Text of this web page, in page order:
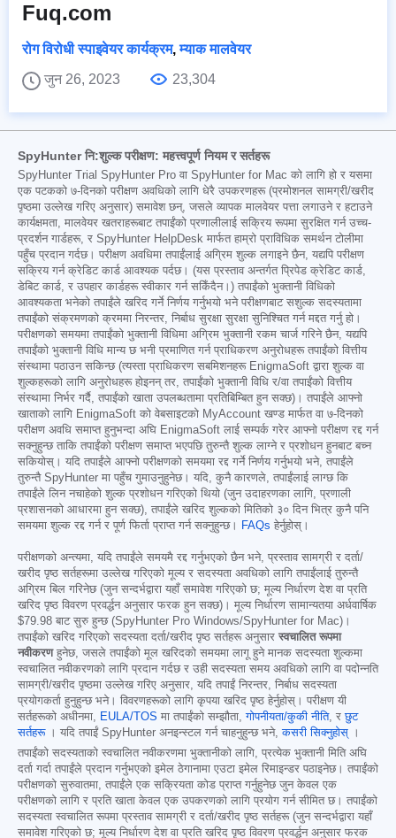
Fuq.com
रोग विरोधी स्पाइवेयर कार्यक्रम,म्याक मालवेयर
जुन 26, 2023
23,304
SpyHunter नि:शुल्क परीक्षण: महत्त्वपूर्ण नियम र सर्तहरू
SpyHunter Trial SpyHunter Pro वा SpyHunter for Mac को लागि हो र यसमा
एक पटकको ७-दिनको परीक्षण अवधिको लागि धेरै उपकरणहरू (प्रमोशनल सामग्री/खरीद
पृष्ठमा उल्लेख गरिए अनुसार) समावेश छन्, जसले व्यापक मालवेयर पत्ता लगाउने र हटाउने
कार्यक्षमता, मालवेयर खतराहरूबाट तपाईंको प्रणालीलाई सक्रिय रूपमा सुरक्षित गर्न उच्च-
प्रदर्शन गार्डहरू, र SpyHunter HelpDesk मार्फत हाम्रो प्राविधिक समर्थन टोलीमा
पहुँच प्रदान गर्दछ। परीक्षण अवधिमा तपाईंलाई अग्रिम शुल्क लगाइने छैन, यद्यपि परीक्षण
सक्रिय गर्न क्रेडिट कार्ड आवश्यक पर्दछ। (यस प्रस्ताव अन्तर्गत प्रिपेड क्रेडिट कार्ड,
डेबिट कार्ड, र उपहार कार्डहरू स्वीकार गर्न सकिँदैन।) तपाईंको भुक्तानी विधिको
आवश्यकता भनेको तपाईंले खरिद गर्ने निर्णय गर्नुभयो भने परीक्षणबाट सशुल्क सदस्यतामा
तपाईंको संक्रमणको क्रममा निरन्तर, निर्बाध सुरक्षा सुरक्षा सुनिश्चित गर्न मद्दत गर्नु हो।
परीक्षणको समयमा तपाईंको भुक्तानी विधिमा अग्रिम भुक्तानी रकम चार्ज गरिने छैन, यद्यपि
तपाईंको भुक्तानी विधि मान्य छ भनी प्रमाणित गर्न प्राधिकरण अनुरोधहरू तपाईंको वित्तीय
संस्थामा पठाउन सकिन्छ (त्यस्ता प्राधिकरण सबमिशनहरू EnigmaSoft द्वारा शुल्क वा
शुल्कहरूको लागि अनुरोधहरू होइनन् तर, तपाईंको भुक्तानी विधि र/वा तपाईंको वित्तीय
संस्थामा निर्भर गर्दै, तपाईंको खाता उपलब्धतामा प्रतिबिम्बित हुन सक्छ)। तपाईंले आफ्नो
खाताको लागि EnigmaSoft को वेबसाइटको MyAccount खण्ड मार्फत वा ७-दिनको
परीक्षण अवधि समाप्त हुनुभन्दा अघि EnigmaSoft लाई सम्पर्क गरेर आफ्नो परीक्षण रद्द गर्न
सक्नुहुन्छ ताकि तपाईंको परीक्षण समाप्त भएपछि तुरुन्तै शुल्क लाग्ने र प्रशोधन हुनबाट बच्न
सकियोस्। यदि तपाईंले आफ्नो परीक्षणको समयमा रद्द गर्ने निर्णय गर्नुभयो भने, तपाईंले
तुरुन्तै SpyHunter मा पहुँच गुमाउनुहुनेछ। यदि, कुनै कारणले, तपाईंलाई लाग्छ कि
तपाईंले लिन नचाहेको शुल्क प्रशोधन गरिएको थियो (जुन उदाहरणका लागि, प्रणाली
प्रशासनको आधारमा हुन सक्छ), तपाईंले खरिद शुल्कको मितिको ३० दिन भित्र कुनै पनि
समयमा शुल्क रद्द गर्न र पूर्ण फिर्ता प्राप्त गर्न सक्नुहुन्छ।
FAQs हेर्नुहोस्।
परीक्षणको अन्त्यमा, यदि तपाईंले समयमै रद्द गर्नुभएको छैन भने, प्रस्ताव सामग्री र दर्ता/
खरीद पृष्ठ सर्तहरूमा उल्लेख गरिएको मूल्य र सदस्यता अवधिको लागि तपाईंलाई तुरुन्तै
अग्रिम बिल गरिनेछ (जुन सन्दर्भद्वारा यहाँ समावेश गरिएको छ; मूल्य निर्धारण देश वा प्रति
खरिद पृष्ठ विवरण प्रवर्द्धन अनुसार फरक हुन सक्छ)। मूल्य निर्धारण सामान्यतया अर्धवार्षिक
$79.98 बाट सुरु हुन्छ (SpyHunter Pro Windows/SpyHunter for Mac)।
तपाईंको खरिद गरिएको सदस्यता दर्ता/खरीद पृष्ठ सर्तहरू अनुसार स्वचालित रूपमा
नवीकरणहुनेछ, जसले तपाईंको मूल खरिदको समयमा लागू हुने मानक सदस्यता शुल्कमा
स्वचालित नवीकरणको लागि प्रदान गर्दछ र उही सदस्यता समय अवधिको लागि वा पदोन्नति
सामग्री/खरीद पृष्ठमा उल्लेख गरिए अनुसार, यदि तपाईं निरन्तर, निर्बाध सदस्यता
प्रयोगकर्ता हुनुहुन्छ भने। विवरणहरूको लागि कृपया खरिद पृष्ठ हेर्नुहोस्। परीक्षण यी
सर्तहरूको अधीनमा, EULA/TOS मा तपाईंको सम्झौता,गोपनीयता/कुकी नीति, रछुट
सर्तहरू। यदि तपाईं SpyHunter अनइन्स्टल गर्न चाहनुहुन्छ भने,कसरी सिक्नुहोस् ।
तपाईंको सदस्यताको स्वचालित नवीकरणमा भुक्तानीको लागि, प्रत्येक भुक्तानी मिति अघि
दर्ता गर्दा तपाईंले प्रदान गर्नुभएको इमेल ठेगानामा एउटा इमेल रिमाइन्डर पठाइनेछ। तपाईंको
परीक्षणको सुरुवातमा, तपाईंले एक सक्रियता कोड प्राप्त गर्नुहुनेछ जुन केवल एक
परीक्षणको लागि र प्रति खाता केवल एक उपकरणको लागि प्रयोग गर्न सीमित छ। तपाईंको
सदस्यता स्वचालित रूपमा प्रस्ताव सामग्री र दर्ता/खरीद पृष्ठ सर्तहरू (जुन सन्दर्भद्वारा यहाँ
समावेश गरिएको छ; मूल्य निर्धारण देश वा प्रति खरिद पृष्ठ विवरण प्रवर्द्धन अनुसार फरक